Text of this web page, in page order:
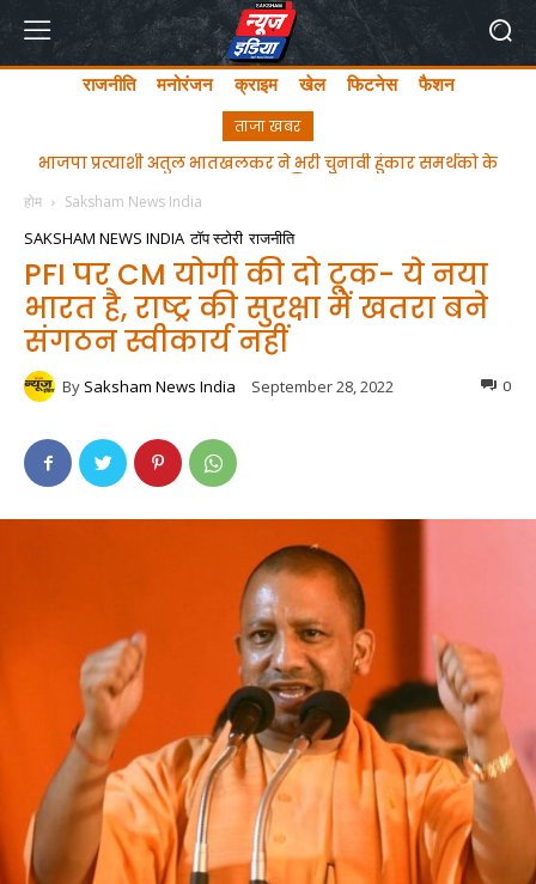
राजनीति मनोरंजन क्राइम खेल फिटनेस फैशन
ताजा खबर
ghgfhfghfghgfhgfhf
होम Saksham News India
SAKSHAM NEWS INDIA टॉप स्टोरी राजनीति
PFI पर CM योगी की दो टूक- ये नया
भारत है, राष्ट्र की सुरक्षा में खतरा बने
संगठन स्वीकार्य नहीं
By Saksham News India September 28, 2022 0